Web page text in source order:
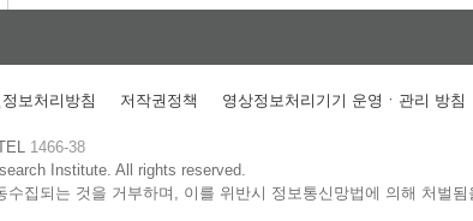
보처리방침 저작권정책 영상정보처리기기 운영ㆍ관리 방침
1466-38
Institute.All rights reserved.
집되는 것을 거부하며, 이를 위반시 정보통신망법에 의해 처벌